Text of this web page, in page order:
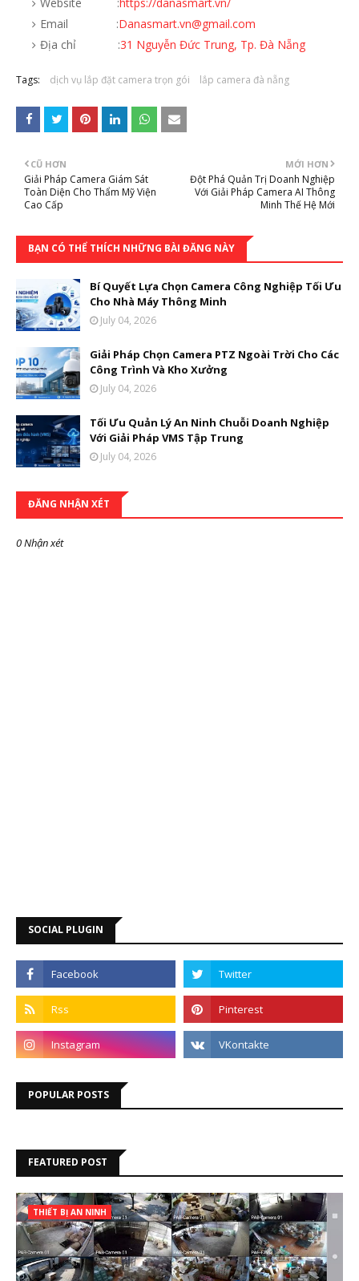
Email :Danasmart.vn@gmail.com
Địa chỉ :31 Nguyễn Đức Trung, Tp. Đà Nẵng
Tags: dịch vụ lắp đặt camera trọn gói lắp camera đà nẵng
MỚI HƠN
Đột Phá Quản Trị Doanh Nghiệp
Với Giải Pháp Camera AI Thông
Minh Thế Hệ Mới
CŨ HƠN
Giải Pháp Camera Giám Sát
Toàn Diện Cho Thẩm Mỹ Viện
Cao Cấp
BẠN CÓ THỂ THÍCH NHỮNG BÀI ĐĂNG NÀY
Bí Quyết Lựa Chọn Camera Công Nghiệp Tối Ưu
Cho Nhà Máy Thông Minh
July 04, 2026
Giải Pháp Chọn Camera PTZ Ngoài Trời Cho Các
Công Trình Và Kho Xưởng
July 04, 2026
Tối Ưu Quản Lý An Ninh Chuỗi Doanh Nghiệp
Với Giải Pháp VMS Tập Trung
July 04, 2026
ĐĂNG NHẬN XÉT
0 Nhận xét
SOCIAL PLUGIN
POPULAR POSTS
FEATURED POST
THIẾT BỊ AN NINH